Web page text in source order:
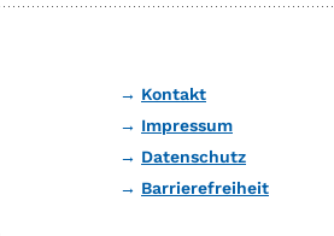
Kontakt
Impressum
Datenschutz
Barrierefreiheit